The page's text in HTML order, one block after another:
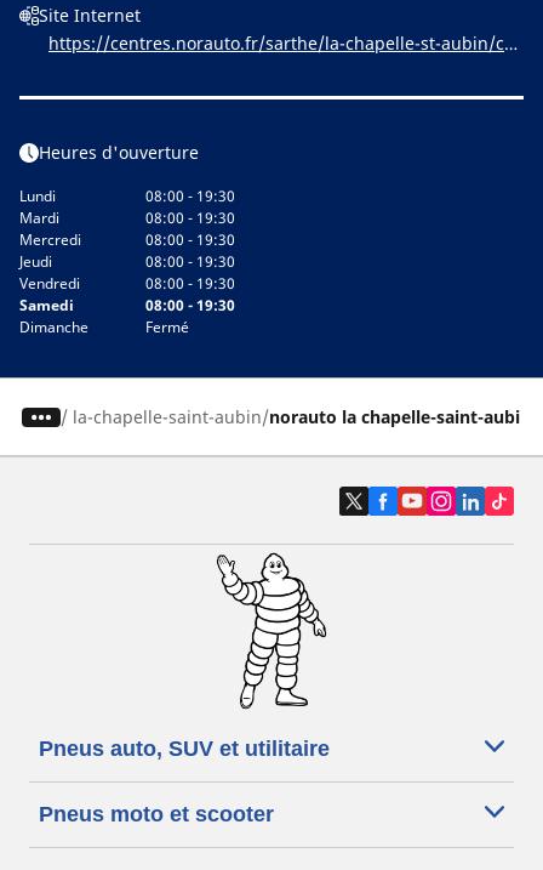
Site Internet
https://centres.norauto.fr/sarthe/la-chapelle-st-aubin/ce
Heures d'ouverture
Lundi
08:00 - 19:30
Mardi
08:00 - 19:30
Mercredi
08:00 - 19:30
Jeudi
08:00 - 19:30
Vendredi
08:00 - 19:30
Samedi
08:00 - 19:30
Dimanche
Fermé
/ la-chapelle-saint-aubin norauto la chapelle-saint-aubin
Pneus auto, SUV et utilitaire
Pneus moto et scooter